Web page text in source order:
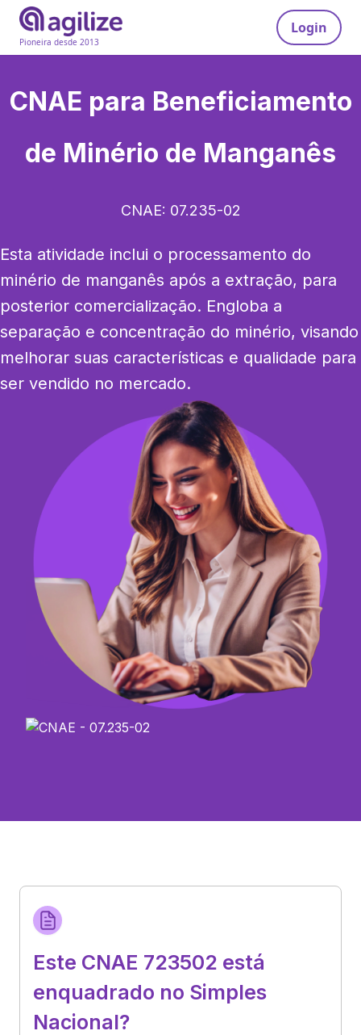
Pioneira desde 2013
Login
CNAE para Beneficiamento
de Minério de Manganês
CNAE: 07.235-02
Esta atividade inclui o processamento do
minério de manganês após a extração, para
posterior comercialização. Engloba a
separação e concentração do minério, visando
melhorar suas características e qualidade para
ser vendido no mercado.
Este CNAE 723502 está
enquadrado no Simples
Nacional?